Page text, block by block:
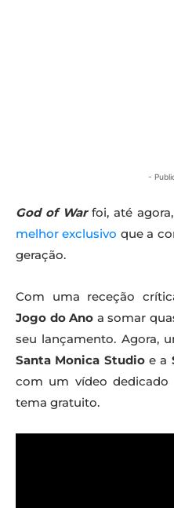
-
God of Warfoi, até
melhor exclusivo que a
geração.
Com uma receção
Jogo do Ano a somar
seu lançamento. Agora,
Santa Monica Studioe a
com um vídeo
tema gratuito.